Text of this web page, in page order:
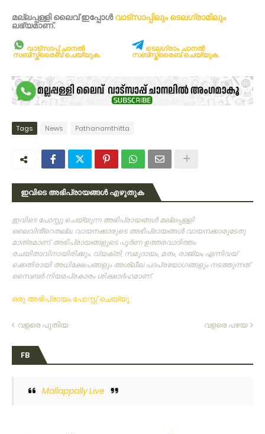
മല്ലപ്പള്ളി ലൈവ് ഇപ്പോള്‍വാട്സാപ്പിലും ടെലഗ്രാമിലും
ലഭ്യമാണ്‌.
വാട്സാപ്പ് ചാനൽ
സബ്സ്ക്രൈബ് ചെയ്യുക.
ടെലഗ്രാം ചാനൽ
സബ്സ്ക്രൈബ് ചെയ്യുക.
Tags News Pathanamthitta
ഇവിടെ അഭിപ്രായങ്ങൾ എഴുതുക
ഇവിടെ പോസ്റ്റു ചെയ്യുന്ന അഭിപ്രായങ്ങള്‍ മല്ലപ്പള്ളി
ലൈവിൻ്റെതല്ല. വായനക്കാരുടെ അഭിപ്രായങ്ങള്‍ വായനക്കാരുടേതു
മാത്രമാണ്‌. അഭിപ്രായങ്ങളുടെ പൂര്‍ണ ഉത്തരവാദിത്തം
രചയിതാവിനായിരിക്കും. വ്യക്തി, സമുദായം, മതം, രാജ്യം എന്നിവയ്
ക്കെതിരായി അധിക്ഷേപങ്ങളും അശ്ലീല പദപ്രയോഗങ്ങളും നടത്തുന്നത്‌
സൈബര്‍ നിയമപ്രകാരം ശിക്ഷാര്‍ഹമാണ്‌.
ഒരു അഭിപ്രായം പോസ്റ്റ് ചെയ്യൂ
വളരെ പുതിയ വളരെ പഴയ
FB
Mallappally Live